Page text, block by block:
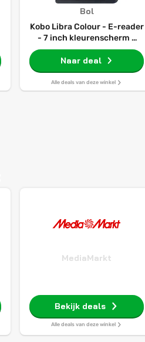
Bol
Kobo Libra Colour - E-reader
- 7 inch kleurenscherm -
32GB - Luisterboeken -
Zwart
Naar deal
Alle deals van deze winkel
MediaMarkt
Bekijk deals
Alle deals van deze winkel